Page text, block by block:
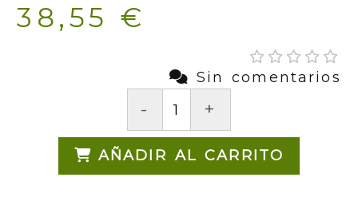
38,55 €
Sin comentarios
- +
AÑADIR AL CARRITO